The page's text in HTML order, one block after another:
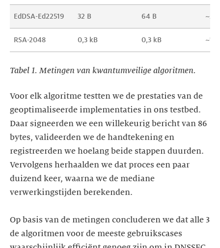
EdDSA-Ed22519 32 B 64 B
RSA-2048 0,3 kB 0,3 kB
Tabel 1. Metingen van kwantumveilige algoritmen.
Voor elk algoritme testten we de prestaties van de
geoptimaliseerde implementaties in ons testbed.
Daar signeerden we een willekeurig bericht van 86
bytes, valideerden we de handtekening en
registreerden we hoelang beide stappen duurden.
Vervolgens herhaalden we dat proces een paar
duizend keer, waarna we de mediane
verwerkingstijden berekenden.
Op basis van de metingen concluderen we dat alle 3
de algoritmen voor de meeste gebruikscases